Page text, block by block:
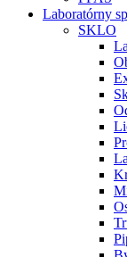
Laboratórny
SKLO